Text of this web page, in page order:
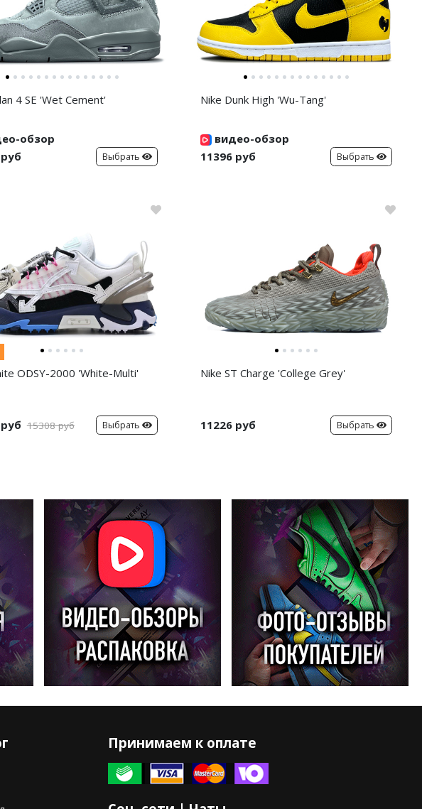
4 SE 'Wet Cement'
обзор
Выбрать
Nike Dunk High 'Wu-Tang'
видео-обзор
11396 руб
Выбрать
ODSY-2000 'White-Multi'
15308 руб Выбрать
Nike ST Charge 'College Grey'
11226 руб Выбрать
Принимаем к оплате